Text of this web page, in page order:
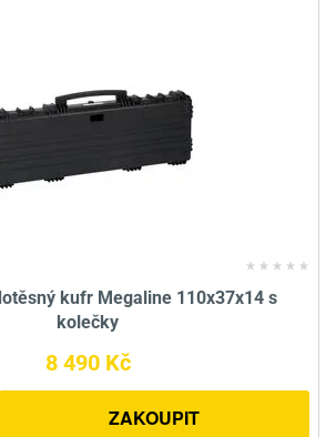
kufr Megaline 110x37x14 s
kolečky
8 490 Kč
ZAKOUPIT